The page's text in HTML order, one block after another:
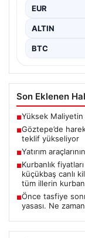
EUR
ALTIN
BTC
Son Eklenen
■Yüksek Maliyetin
■Göztepe’de
teklif yükseliyor
■Yatırım
■Kurbanlık
küçükbaş canlı
tüm illerin
■Önce tasfiye
yasası. Ne